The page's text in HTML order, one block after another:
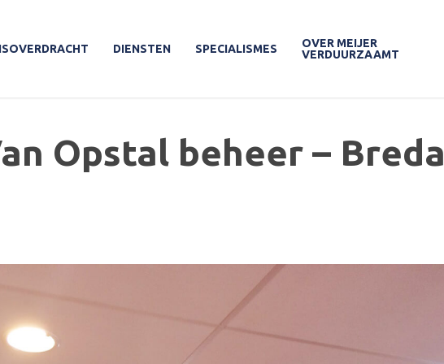
DIENSTEN SPECIALISMES
OVER MEIJER
VERDUURZAAMT
Opstal beheer – Breda